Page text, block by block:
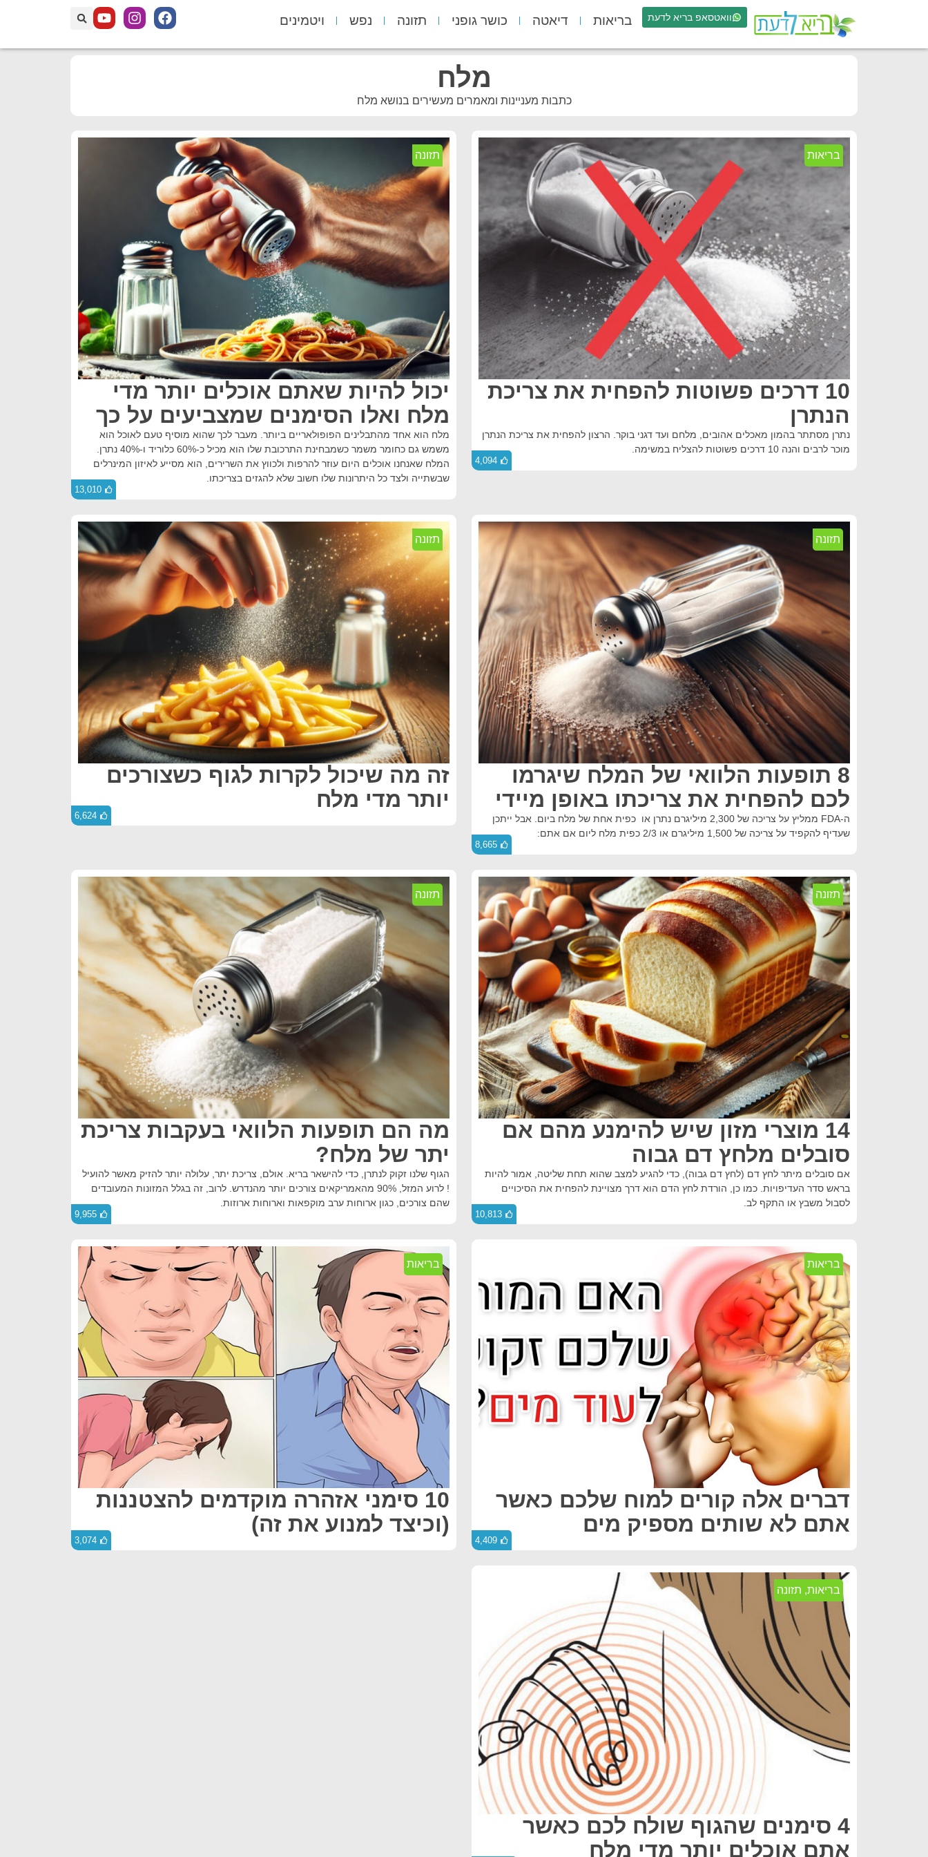
וואטסאפ בריא לדעת בריאות דיאטה כושר גופני תזונה נפש ויטמינים
מלח
כתבות מעניינות ומאמרים מעשירים בנושא מלח
בריאות
10 דרכים פשוטות להפחית את צריכת
הנתרן
נתרן מסתתר בהמון מאכלים אהובים, מלחם ועד דגני בוקר. הרצון להפחית את צריכת הנתרן
מוכר לרבים והנה 10 דרכים פשוטות להצליח במשימה.
4,094
תזונה
יכול להיות שאתם אוכלים יותר מדי
מלח ואלו הסימנים שמצביעים על כך
מלח הוא אחד מהתבלינים הפופולאריים ביותר. מעבר לכך שהוא מוסיף טעם לאוכל הוא
משמש גם כחומר משמר כשמבחינת התרכובת שלו הוא מכיל כ-60% כלוריד ו-40% נתרן.
המלח שאנחנו אוכלים היום עוזר להרפות ולכווץ את השרירים, הוא מסייע לאיזון המינרלים
שבשתייה ולצד כל היתרונות שלו חשוב שלא להגזים בצריכתו.
13,010
תזונה
8 תופעות הלוואי של המלח שיגרמו
לכם להפחית את צריכתו באופן מיידי
ה-FDA ממליץ על צריכה של 2,300 מיליגרם נתרן או כפית אחת של מלח ביום. אבל ייתכן
שעדיף להקפיד על צריכה של 1,500 מיליגרם או 2/3 כפית מלח ליום אם אתם:
8,665
תזונה
זה מה שיכול לקרות לגוף כשצורכים
יותר מדי מלח
6,624
תזונה
14 מוצרי מזון שיש להימנע מהם אם
סובלים מלחץ דם גבוה
אם סובלים מיתר לחץ דם (לחץ דם גבוה), כדי להגיע למצב שהוא תחת שליטה, אמור להיות
בראש סדר העדיפויות. כמו כן, הורדת לחץ הדם הוא דרך מצויינת להפחית את הסיכויים
לסבול משבץ או התקף לב.
10,813
תזונה
מה הם תופעות הלוואי בעקבות צריכת
יתר של מלח?
הגוף שלנו זקוק לנתרן, כדי להישאר בריא. אולם, צריכת יתר, עלולה יותר להזיק מאשר להועיל
! לרוע המזל, 90% מהאמריקאים צורכים יותר מהנדרש. לרוב, זה בגלל המזונות המעובדים
שהם צורכים, כגון ארוחות ערב מוקפאות וארוחות ארוזות.
9,955
בריאות
דברים אלה קורים למוח שלכם כאשר
אתם לא שותים מספיק מים
4,409
בריאות
10 סימני אזהרה מוקדמים להצטננות
(וכיצד למנוע את זה)
3,074
בריאות, תזונה
4 סימנים שהגוף שולח לכם כאשר
אתם אוכלים יותר מדי מלח